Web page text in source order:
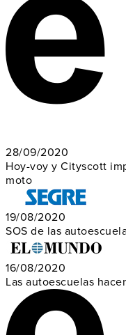
28/09/2020
Hoy-voy y Cityscott
moto
19/08/2020
SOS de las
16/08/2020
Las autoescuelas